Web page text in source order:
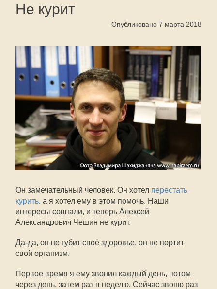
Не курит
Опубликовано 7 марта 2018
Он замечательный человек. Он хотел перестать
курить, а я хотел ему в этом помочь. Наши
интересы совпали, и теперь Алексей
Александрович Чешин не курит.
Да-да, он не губит своё здоровье, он не портит
свой организм.
Первое время я ему звонил каждый день, потом
через день, затем раз в неделю. Сейчас звоню раз